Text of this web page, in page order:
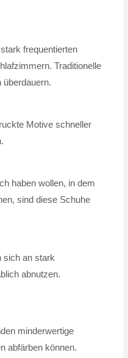
frequentierten
Traditionelle
überdauern.
Motive schneller
haben wollen, in dem
sind diese Schuhe
sich an stark
abnutzen.
minderwertige
abfärben können.